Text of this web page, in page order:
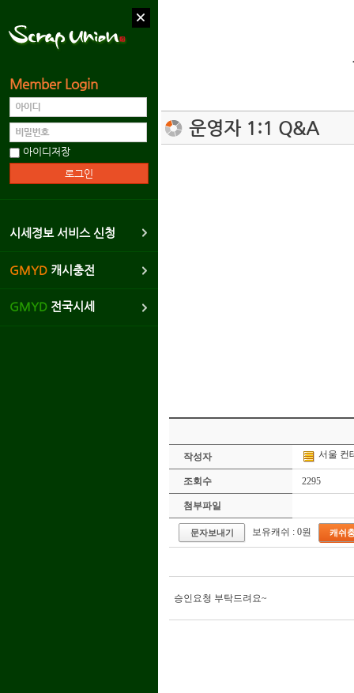
Member Login
아이디저장
시세정보 서비스 신청
GMYD 캐시충전
GMYD 전국시세
고객센터
공지사항
운영자 1:1 Q&A
광고협력업체문의
버그신고리포트
운영자 1:1 Q&A
작성자 서울 컨
조회수 2295
첨부파일
문자보내기 보유캐쉬 : 0원 캐쉬
승인요청 부탁드려요~